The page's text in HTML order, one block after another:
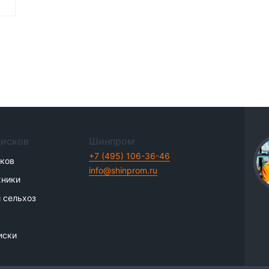
Шинпром
+7 (495) 106-36-46
info@shinprom.ru